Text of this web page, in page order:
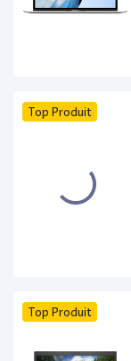
Top Produit
Top Produit